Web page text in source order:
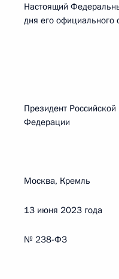
Настоящий
дня его официального
Президент Российской
Федерации
Москва, Кремль
13 июня 2023 года
№ 238-ФЗ